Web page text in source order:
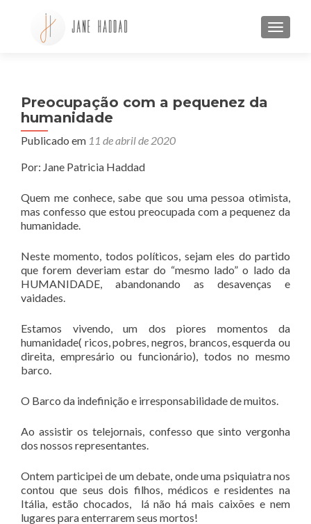
Preocupação com a pequenez da
humanidade
Publicado em 11 de abril de 2020
Por: Jane Patricia Haddad
Quem me conhece, sabe que sou uma pessoa otimista,
mas confesso que estou preocupada com a pequenez da
humanidade.
Neste momento, todos políticos, sejam eles do partido
que forem deveriam estar do “mesmo lado” o lado da
HUMANIDADE, abandonando as desavenças e
vaidades.
Estamos vivendo, um dos piores momentos da
humanidade( ricos, pobres, negros, brancos, esquerda ou
direita, empresário ou funcionário), todos no mesmo
barco.
O Barco da indefinição e irresponsabilidade de muitos.
Ao assistir os telejornais, confesso que sinto vergonha
dos nossos representantes.
Ontem participei de um debate, onde uma psiquiatra nos
contou que seus dois filhos, médicos e residentes na
Itália, estão chocados, lá não há mais caixões e nem
lugares para enterrarem seus mortos!